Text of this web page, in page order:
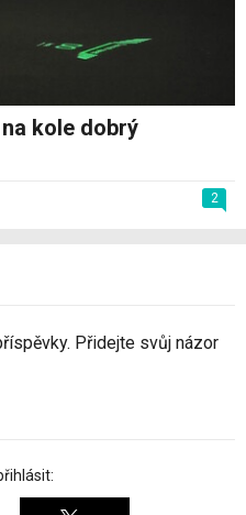
kole dobrý
2
Přidejte svůj názor